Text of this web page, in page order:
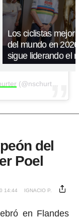
Los ciclistas mejor
del mundo en
sigue liderando el
(@nschurter) el
del
Poel
14:44 IGNACIO P.
en Flandes